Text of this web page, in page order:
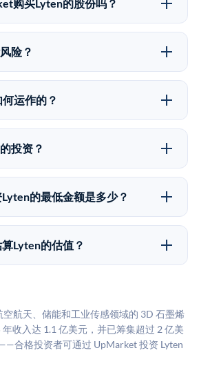
购买Lyten的股份吗？
以通过填写本页表单或在
来表达对Lyten股份的投资意向。
是FINRA注册的经纪交易商，
超过5亿美元的另类投资。
险？
大风险。Lyten的股份流动性低，意
以快速出售。不存在确定的退出时
。私有公司的估值在融资轮次之间
者应在投资前咨询其财务顾问并审
运作的？
合格投资者通过二级市场平台从现有
投资者或其他持有人）处购买股
交易商促成这些交易，代表双方处
事宜。
投资？
两种退出途径：在二级市场将股份出
有直到公司完成IPO或被收购。两
的时间都是不可预测的，投资者应
。
的最低金额是多少？
Pre-IPO产品的最低投资金额为
额可能因产品和股份供应情况而有
Lyten的估值？
公司折扣，以反映流动性不足和信
构成投资建议，可能与实际交易价
空航天、储能和工业传感领域的 3D 石墨烯
收入达 1.1 亿美元，并已筹集超过 2 亿美
合格投资者可通过 UpMarket 投资 Lyten